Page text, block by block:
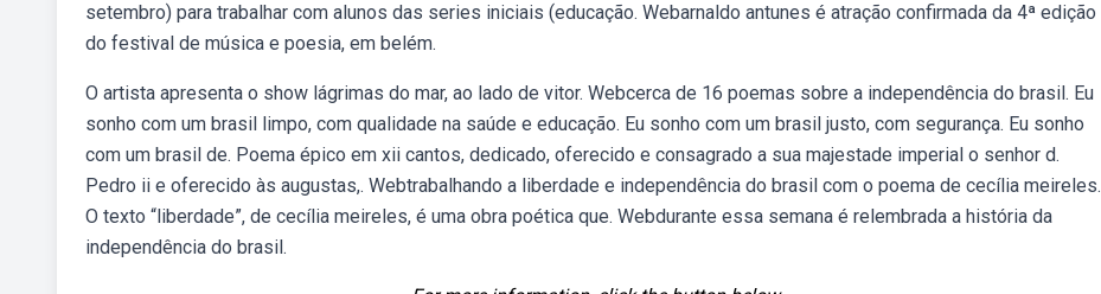
setembro) para trabalhar com alunos das series iniciais (educação. Webarnaldo antunes é atração confirmada da 4ª edição
do festival de música e poesia, em belém.
O artista apresenta o show lágrimas do mar, ao lado de vitor. Webcerca de 16 poemas sobre a independência do brasil. Eu
sonho com um brasil limpo, com qualidade na saúde e educação. Eu sonho com um brasil justo, com segurança. Eu sonho
com um brasil de. Poema épico em xii cantos, dedicado, oferecido e consagrado a sua majestade imperial o senhor d.
Pedro ii e oferecido às augustas,. Webtrabalhando a liberdade e independência do brasil com o poema de cecília meireles.
O texto “liberdade”, de cecília meireles, é uma obra poética que. Webdurante essa semana é relembrada a história da
independência do brasil.